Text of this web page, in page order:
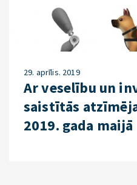
29. aprīlis. 2019
Ar veselību un
saistītās
2019. gada maijā